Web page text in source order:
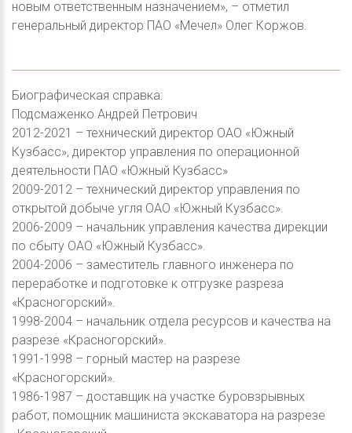
новым ответственным назначением», – отметил
генеральный директор ПАО «Мечел» Олег Коржов.
Биографическая справка:
Подсмаженко Андрей Петрович
2012-2021 – технический директор ОАО «Южный
Кузбасс», директор управления по операционной
деятельности ПАО «Южный Кузбасс»
2009-2012 – технический директор управления по
открытой добыче угля ОАО «Южный Кузбасс».
2006-2009 – начальник управления качества дирекции
по сбыту ОАО «Южный Кузбасс».
2004-2006 – заместитель главного инженера по
переработке и подготовке к отгрузке разреза
«Красногорский».
1998-2004 – начальник отдела ресурсов и качества на
разрезе «Красногорский».
1991-1998 – горный мастер на разрезе
«Красногорский».
1986-1987 – доставщик на участке буровзрывных
работ, помощник машиниста экскаватора на разрезе